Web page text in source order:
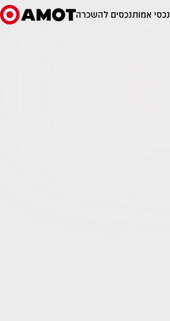
נכסי אמותנכסים להשכרה